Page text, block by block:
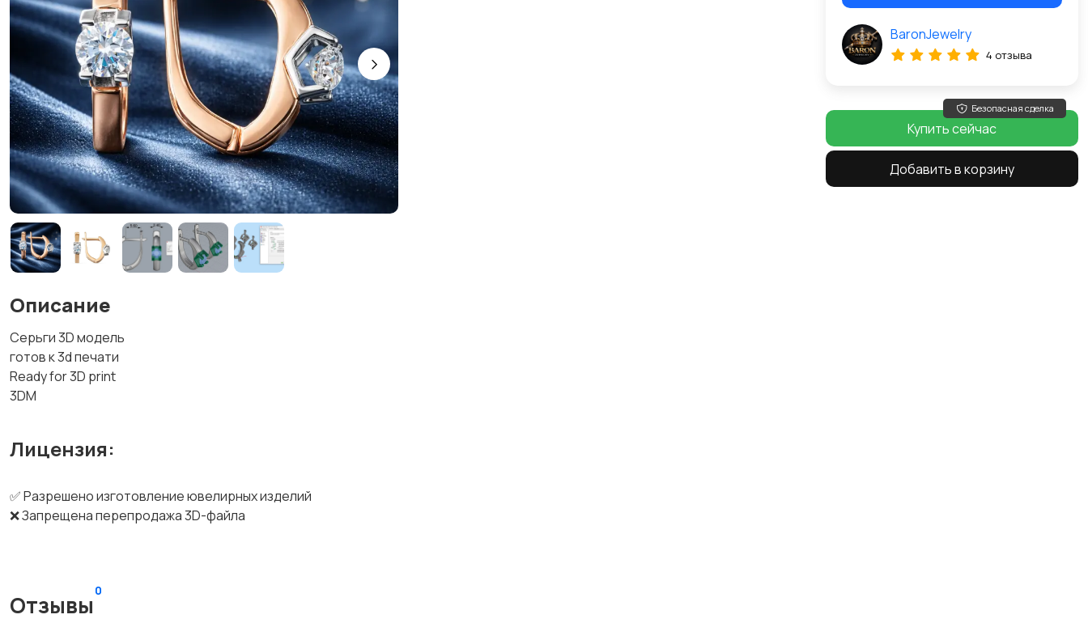
Описание
Серьги 3D модель
готов к 3d печати
Ready for 3D print
3DM
Лицензия:
✅ Разрешено изготовление ювелирных изделий
❌ Запрещена перепродажа 3D-файла
Отзывы
0
BaronJewelry
4 отзыва
Безопасная сделка
Купить сейчас
Добавить в корзину